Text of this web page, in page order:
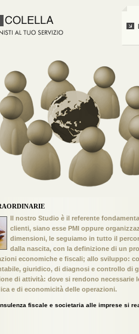
Il nostro Studio è il referente
clienti, siano esse PMI oppure
dimensioni, le seguiamo in tutto il
dalla nascita, con la definizione di un
economiche e fiscali; allo sviluppo:
giuridico, di diagnosi e controllo di
di attività: dove si rendono necessarie
e di economicità delle operazioni.
fiscale e societaria alle imprese si